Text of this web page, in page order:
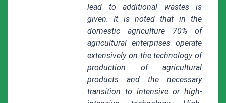
lead to additional wastes is
given. It is noted that in the
domestic agriculture 70% of
agricultural enterprises operate
extensively on the technology of
production of agricultural
products and the necessary
transition to intensive or high-